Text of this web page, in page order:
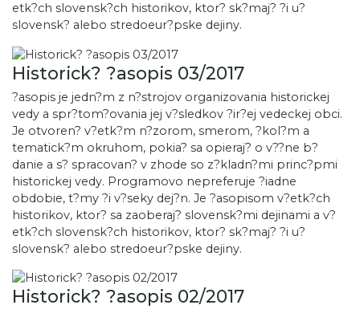
etk?ch slovensk?ch historikov, ktor? sk?maj? ?i u?
slovensk? alebo stredoeur?pske dejiny.
Historick? ?asopis 03/2017
?asopis je jedn?m z n?strojov organizovania historickej
vedy a spr?tom?ovania jej v?sledkov ?ir?ej vedeckej obci.
Je otvoren? v?etk?m n?zorom, smerom, ?kol?m a
tematick?m okruhom, pokia? sa opieraj? o v??ne b?
danie a s? spracovan? v zhode so z?kladn?mi princ?pmi
historickej vedy. Programovo nepreferuje ?iadne
obdobie, t?my ?i v?seky dej?n. Je ?asopisom v?etk?ch
historikov, ktor? sa zaoberaj? slovensk?mi dejinami a v?
etk?ch slovensk?ch historikov, ktor? sk?maj? ?i u?
slovensk? alebo stredoeur?pske dejiny.
Historick? ?asopis 02/2017